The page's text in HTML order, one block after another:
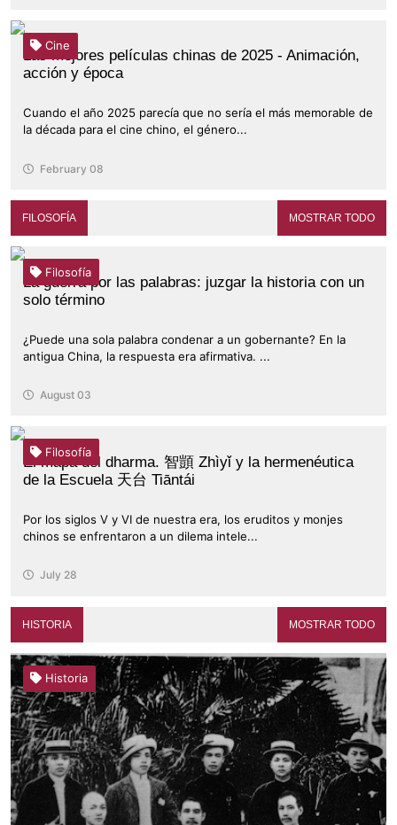
Cine
Las mejores películas chinas de 2025 - Animación,
acción y época
Cuando el año 2025 parecía que no sería el más memorable de
la década para el cine chino, el género...
February 08
FILOSOFÍA MOSTRAR TODO
Filosofía
La guerra por las palabras: juzgar la historia con un
solo término
¿Puede una sola palabra condenar a un gobernante? En la
antigua China, la respuesta era afirmativa. ...
August 03
Filosofía
El mapa del dharma. 智顗 Zhìyǐ y la hermenéutica
de la Escuela 天台 Tiāntái
Por los siglos V y VI de nuestra era, los eruditos y monjes
chinos se enfrentaron a un dilema intele...
July 28
HISTORIA MOSTRAR TODO
Historia